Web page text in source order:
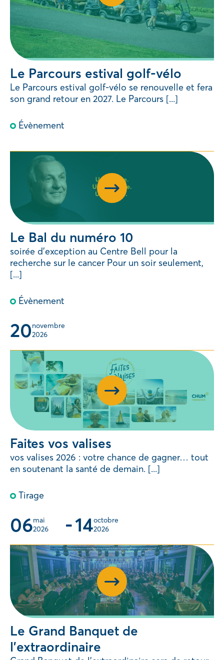
Le Parcours estival golf-vélo
Le Parcours estival golf-vélo se renouvelle et fera
son grand retour en 2027. Le Parcours [...]
Évènement
Le Bal du numéro 10
soirée d’exception au Centre Bell pour la
recherche sur le cancer Pour un soir seulement,
[...]
Évènement
20novembre
2026
Faites vos valises
vos valises 2026 : votre chance de gagner… tout
en soutenant la santé de demain. [...]
Tirage
06mai
2026
-14octobre
2026
Le Grand Banquet de
l’extraordinaire